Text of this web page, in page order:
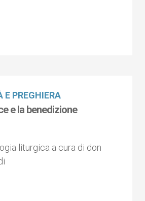
PREGHIERA
e la benedizione
liturgica a cura di don